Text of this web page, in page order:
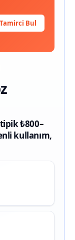
Bul
tipik ₺800–
kullanım,